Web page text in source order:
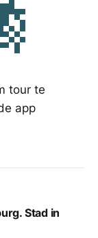
tour te
app
Stad in